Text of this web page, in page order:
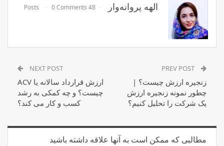
الهه پروانه‌وار 48 Posts
0 Comments
زنجیره ارزش چیست؟ |
چطور نمونه زنجیره ارزش
یک شرکت را تحلیل کنیم؟
NEXT POST
ارزش قرارداد سالانه یا ACV
چیست؟ و چه کمکی به رشد
کسب و کار می کند؟
مطالبی که ممکن است به آنها علاقه داشته باشید